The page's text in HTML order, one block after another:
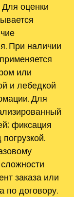
оценки
При наличии
или
и лебедкой
Для
фиксация
заказа или
по договору.